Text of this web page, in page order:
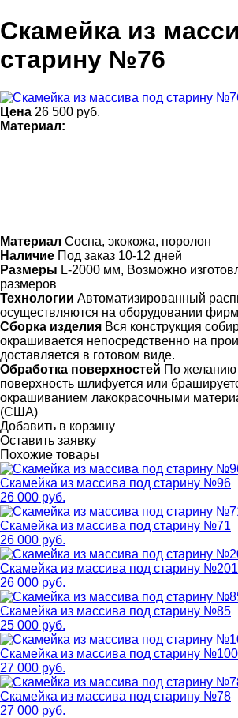
Скамейка из
старину №76
Цена 26 500 руб.
Материал:
Материал Сосна, экокожа, поролон
Наличие Под заказ 10-12 дней
Размеры L-2000 мм, Возможно
размеров
Технологии Автоматизированный
осуществляются на оборудовании
Сборка изделия Вся конструкция
окрашивается непосредственно на
доставляется в готовом виде.
Обработка поверхностей По желанию
поверхность шлифуется или
окрашиванием лакокрасочными
(США)
Добавить в корзину
Оставить заявку
Похожие товары
Скамейка из массива под старину №96
26 000 руб.
Скамейка из массива под старину №71
26 000 руб.
Скамейка из массива под старину №201
26 000 руб.
Скамейка из массива под старину №85
25 000 руб.
Скамейка из массива под старину №100
27 000 руб.
Скамейка из массива под старину №78
27 000 руб.